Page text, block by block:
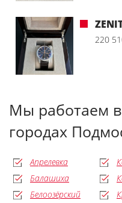
220
Мы работаем
городах
Апрелевка
Балашиха
Белоозёрский